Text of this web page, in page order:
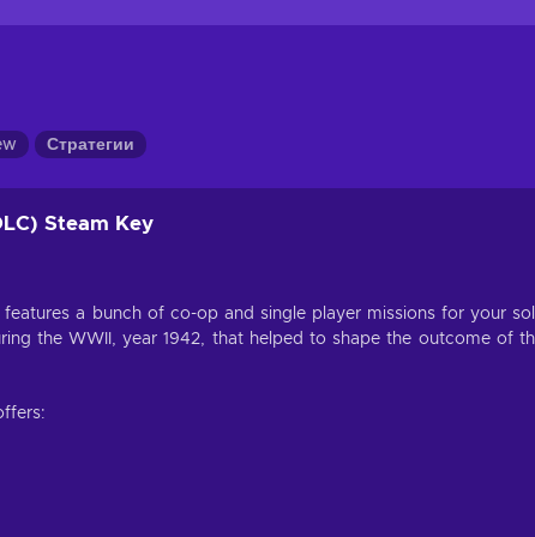
Стратегии
Steam Key
a bunch of co-op and single player missions for your
the WWII, year 1942, that helped to shape the outcome of